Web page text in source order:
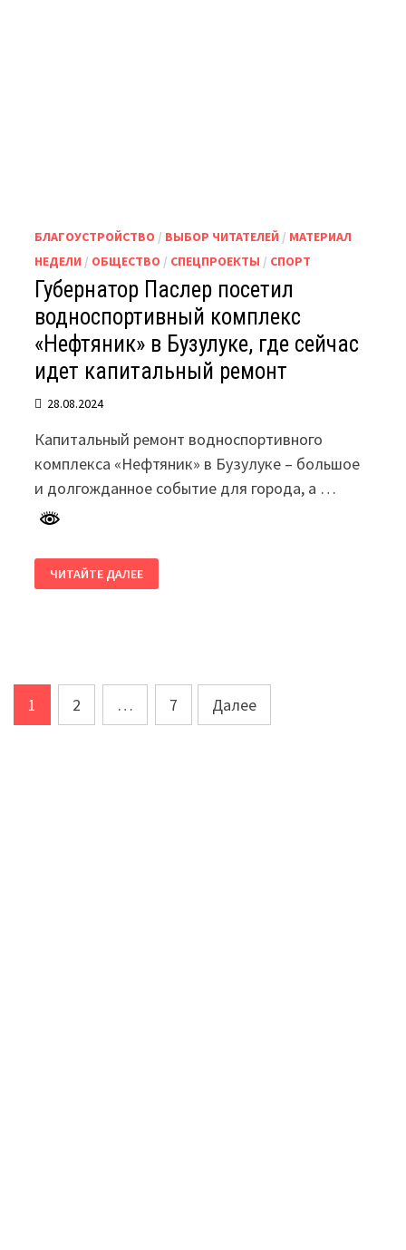
БЛАГОУСТРОЙСТВО / ВЫБОР ЧИТАТЕЛЕЙ / МАТЕРИАЛ
НЕДЕЛИ / ОБЩЕСТВО / СПЕЦПРОЕКТЫ / СПОРТ
Губернатор Паслер посетил
водноспортивный комплекс
«Нефтяник» в Бузулуке, где сейчас
идет капитальный ремонт
28.08.2024
Капитальный ремонт водноспортивного
комплекса «Нефтяник» в Бузулуке – большое
и долгожданное событие для города, а …
ГУБЕРНАТОР
ПАСЛЕР
ПОСЕТИЛ
КАПИТАЛЬНЫЙ
ЧИТАЙТЕ ДАЛЕЕ
Пагинация
записей
1 2 … 7 Далее